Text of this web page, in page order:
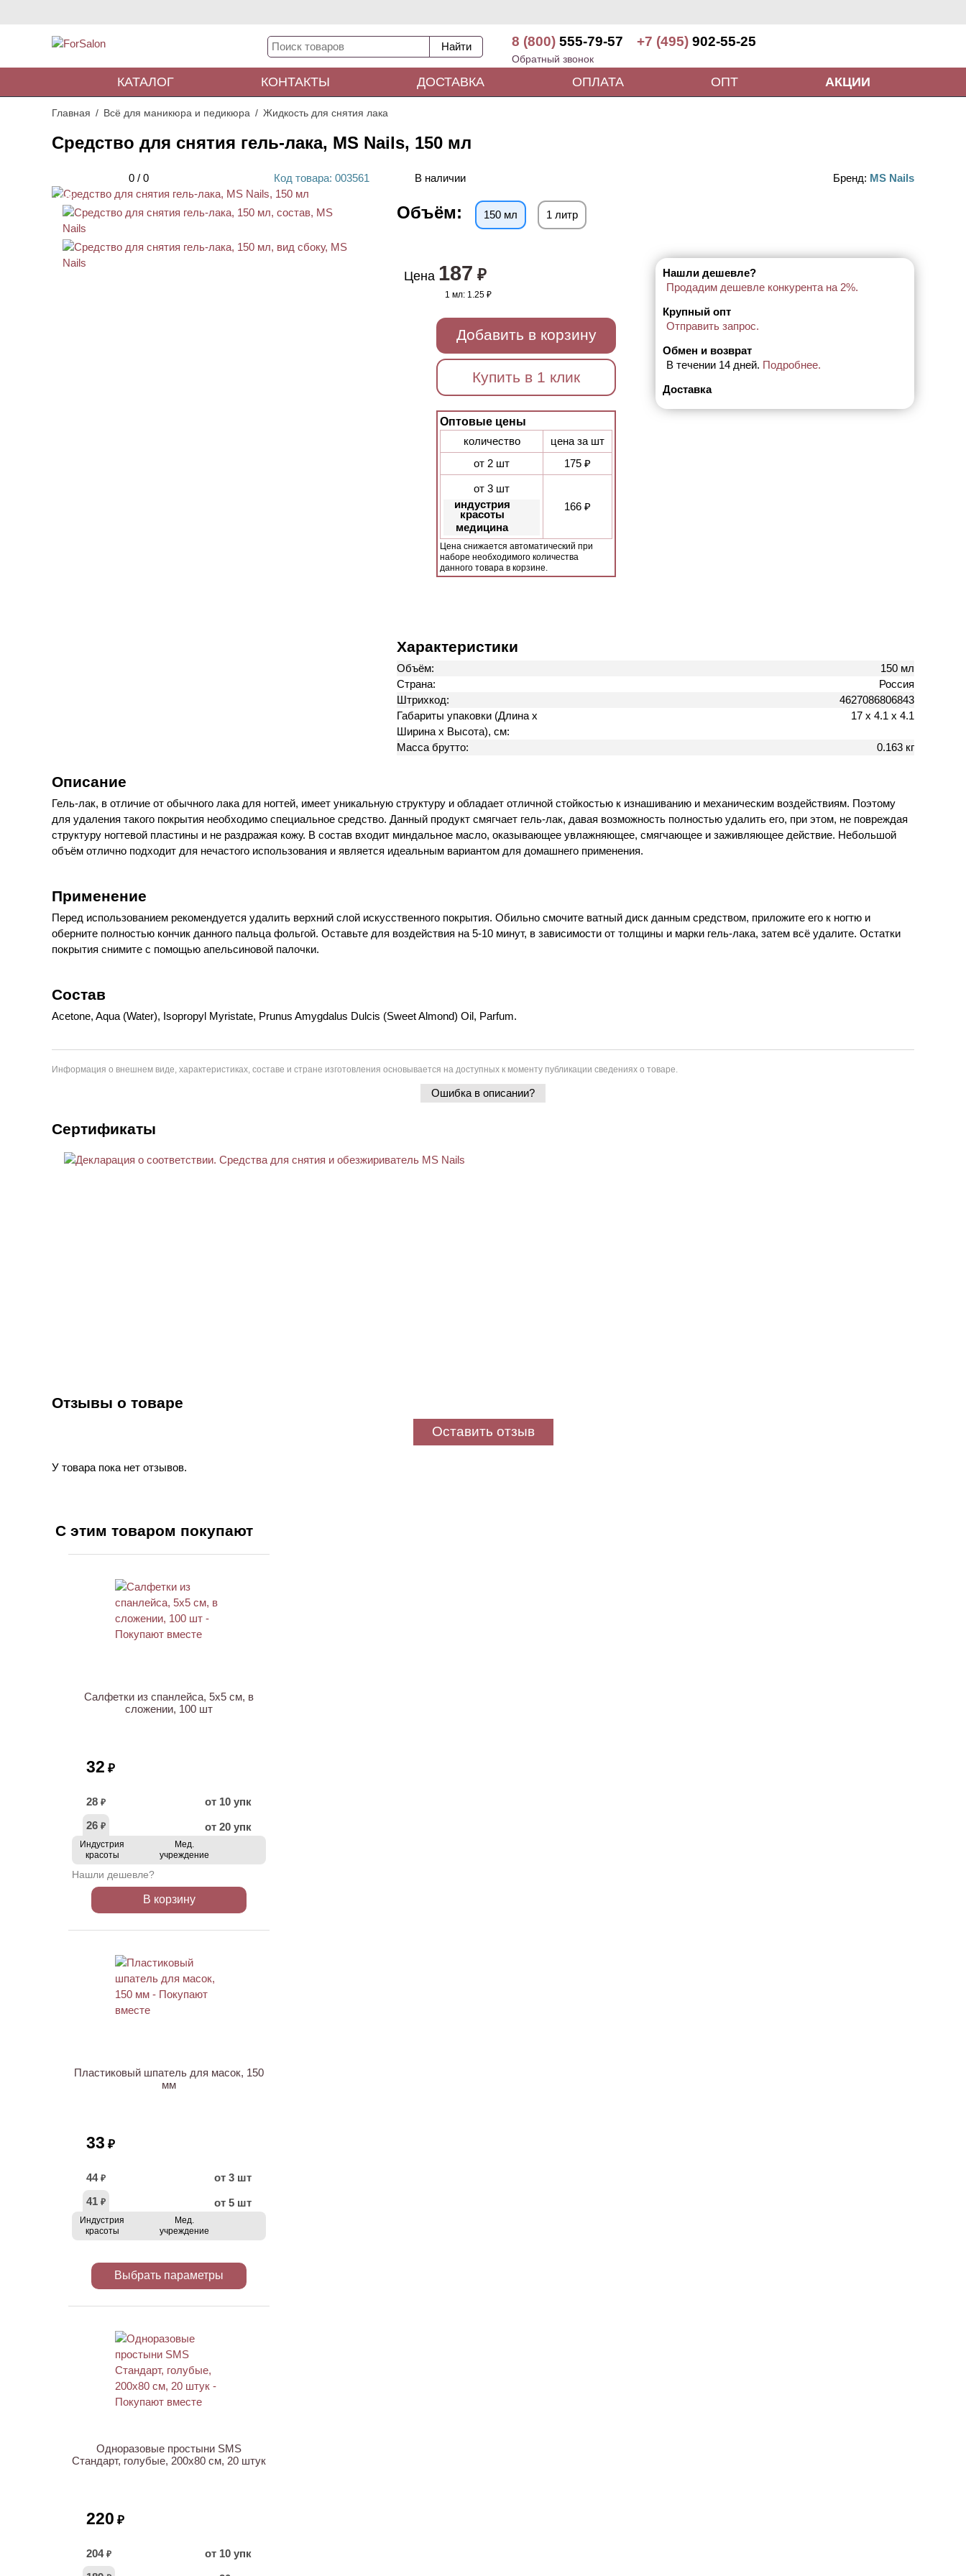
8 (800) 555-79-57 +7 (495) 902-55-25
Обратный звонок
КАТАЛОГ КОНТАКТЫ ДОСТАВКА ОПЛАТА ОПТ АКЦИИ
Главная Всё для маникюра и педикюра Жидкость для снятия лака
Средство для снятия гель-лака, MS Nails, 150 мл
0 / 0 Код товара: 003561
ХИТ
В наличии Бренд: MS Nails
Объём: 150 мл 1 литр
Цена 187 ₽
1 мл: 1.25 ₽
Добавить в корзину
Купить в 1 клик
Оптовые цены
количество
цена за шт
от 2 шт
175 ₽
от 3 шт
индустрия
красоты
медицина
166 ₽
Цена снижается автоматический при
наборе необходимого количества
данного товара в корзине.
Нашли дешевле?
Продадим дешевле конкурента на 2%.
Крупный опт
Отправить запрос.
Обмен и возврат
В течении 14 дней. Подробнее.
Доставка
Характеристики
Объём:
150 мл
Страна:
Россия
Штрихкод:
4627086806843
Габариты упаковки (Длина х
Ширина х Высота), см:
17 х 4.1 х 4.1
Масса брутто: 0.163 кг
Описание
Гель-лак, в отличие от обычного лака для ногтей, имеет уникальную структуру и обладает отличной стойкостью к изнашиванию и механическим воздействиям. Поэтому
для удаления такого покрытия необходимо специальное средство. Данный продукт смягчает гель-лак, давая возможность полностью удалить его, при этом, не повреждая
структуру ногтевой пластины и не раздражая кожу. В состав входит миндальное масло, оказывающее увлажняющее, смягчающее и заживляющее действие. Небольшой
объём отлично подходит для нечастого использования и является идеальным вариантом для домашнего применения.
Применение
Перед использованием рекомендуется удалить верхний слой искусственного покрытия. Обильно смочите ватный диск данным средством, приложите его к ногтю и
оберните полностью кончик данного пальца фольгой. Оставьте для воздействия на 5-10 минут, в зависимости от толщины и марки гель-лака, затем всё удалите. Остатки
покрытия снимите с помощью апельсиновой палочки.
Состав
Acetone, Aqua (Water), Isopropyl Myristate, Prunus Amygdalus Dulcis (Sweet Almond) Oil, Parfum.
Информация о внешнем виде, характеристиках, составе и стране изготовления основывается на доступных к моменту публикации сведениях о товаре.
Ошибка в описании?
Сертификаты
Отзывы о товаре
Оставить отзыв
У товара пока нет отзывов.
С этим товаром покупают
Салфетки из спанлейса, 5х5 см, в
сложении, 100 шт
32 ₽
28 ₽
от 10 упк
26 ₽ от 20 упк
Индустрия
красоты
Мед.
учреждение
Нашли дешевле?
В корзину
Пластиковый шпатель для масок, 150
мм
33 ₽
44 ₽
от 3 шт
41 ₽ от 5 шт
Индустрия
красоты
Мед.
учреждение
Выбрать параметры
Одноразовые простыни SMS
Стандарт, голубые, 200х80 см, 20 штук
220 ₽
204 ₽
от 10 упк